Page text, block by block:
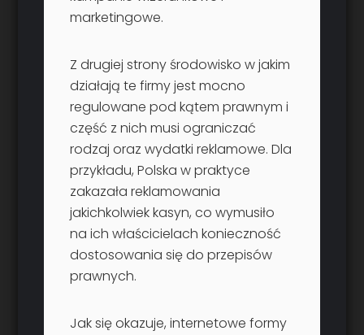
marketingowe.
Z drugiej strony środowisko w jakim
działają te firmy jest mocno
regulowane pod kątem prawnym i
część z nich musi ograniczać
rodzaj oraz wydatki reklamowe. Dla
przykładu, Polska w praktyce
zakazała reklamowania
jakichkolwiek kasyn, co wymusiło
na ich właścicielach konieczność
dostosowania się do przepisów
prawnych.
Jak się okazuje, internetowe formy